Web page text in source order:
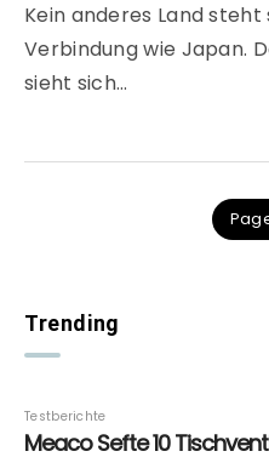
Kein anderes Land
Verbindung wie Japan.
sieht sich…
Trending